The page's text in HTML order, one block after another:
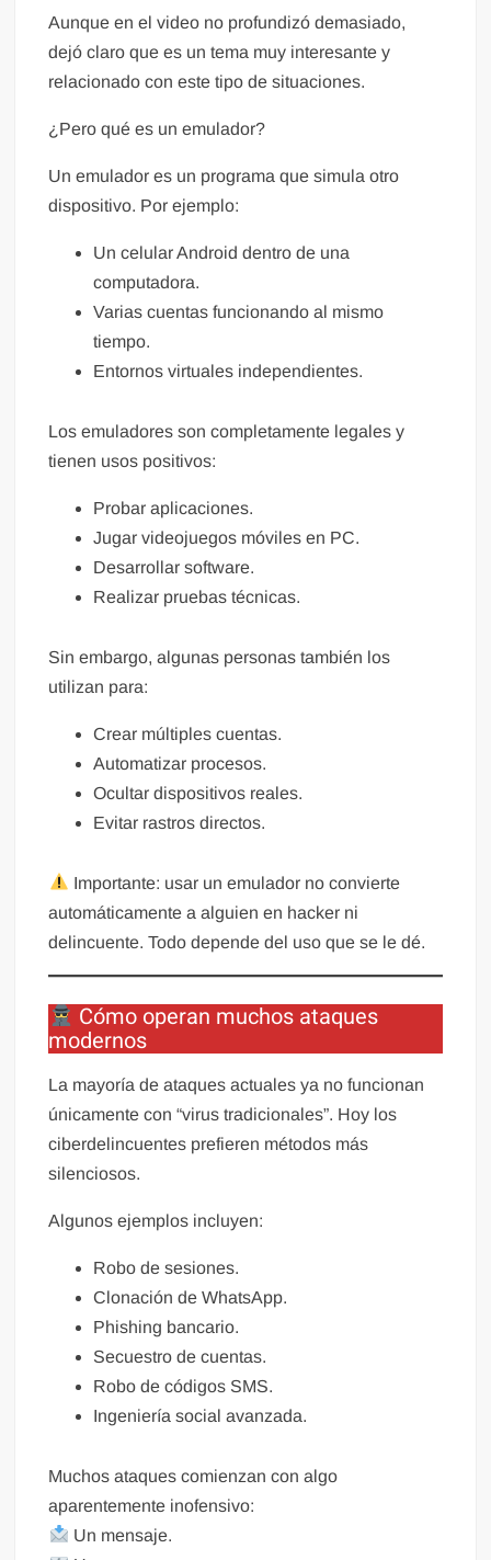
Aunque en el video no profundizó demasiado,
dejó claro que es un tema muy interesante y
relacionado con este tipo de situaciones.
¿Pero qué es un emulador?
Un emulador es un programa que simula otro
dispositivo. Por ejemplo:
Un celular Android dentro de una
computadora.
Varias cuentas funcionando al mismo
tiempo.
Entornos virtuales independientes.
Los emuladores son completamente legales y
tienen usos positivos:
Probar aplicaciones.
Jugar videojuegos móviles en PC.
Desarrollar software.
Realizar pruebas técnicas.
Sin embargo, algunas personas también los
utilizan para:
Crear múltiples cuentas.
Automatizar procesos.
Ocultar dispositivos reales.
Evitar rastros directos.
Importante: usar un emulador no convierte
automáticamente a alguien en hacker ni
delincuente. Todo depende del uso que se le dé.
Cómo operan muchos ataques
modernos
La mayoría de ataques actuales ya no funcionan
únicamente con “virus tradicionales”. Hoy los
ciberdelincuentes prefieren métodos más
silenciosos.
Algunos ejemplos incluyen:
Robo de sesiones.
Clonación de WhatsApp.
Phishing bancario.
Secuestro de cuentas.
Robo de códigos SMS.
Ingeniería social avanzada.
Muchos ataques comienzan con algo
aparentemente inofensivo:
Un mensaje.